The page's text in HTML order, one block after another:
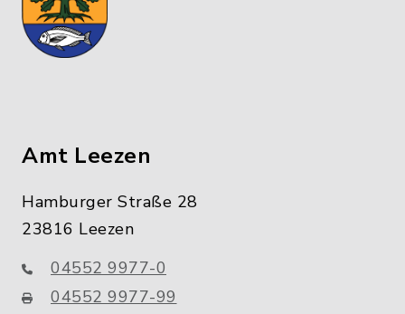
Amt Leezen
Hamburger Straße 28
23816 Leezen
04552 9977-0
04552 9977-99